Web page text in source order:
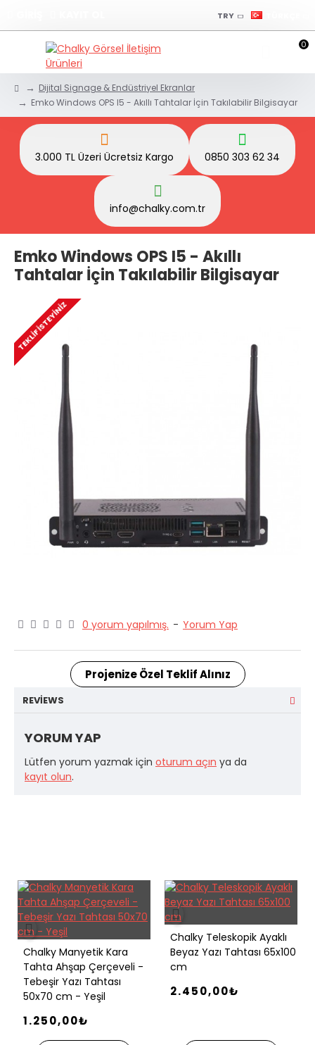
TRY
0
Dijital Signage & Endüstriyel Ekranlar
Emko Windows OPS I5 - Akıllı Tahtalar İçin Takılabilir Bilgisayar
3.000 TL Üzeri Ücretsiz Kargo 0850 303 62 34
info@chalky.com.tr
Emko Windows OPS I5 - Akıllı
Tahtalar İçin Takılabilir Bilgisayar
TEKLIF İSTEYINIZ
0 yorum yapılmış. - Yorum Yap
Projenize Özel Teklif Alınız
REVIEWS
YORUM YAP
Lütfen yorum yazmak için oturum açın ya da
kayıt olun.
Chalky Manyetik Kara
Tahta Ahşap Çerçeveli -
Tebeşir Yazı Tahtası
50x70 cm - Yeşil
1.250,00₺
Chalky Teleskopik Ayaklı
Beyaz Yazı Tahtası 65x100
cm
2.450,00₺